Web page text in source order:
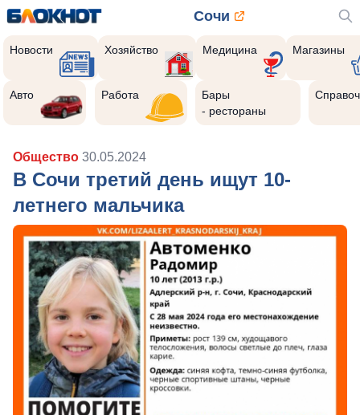
Сочи
Новости Хозяйство Медицина Магазины
Авто Работа
Бары
- рестораны
Общество 30.05.2024
В Сочи третий день ищут 10-
летнего мальчика